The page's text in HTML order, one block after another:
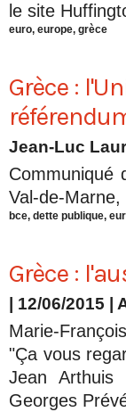
le site
euro, europe, grèce
Grèce :
Jean-Luc
Communiqué
Val-de-
bce, dette publique,
Grèce :
| 12/06/2015
Marie-
"Ça vous
Jean Arthuis
Georges